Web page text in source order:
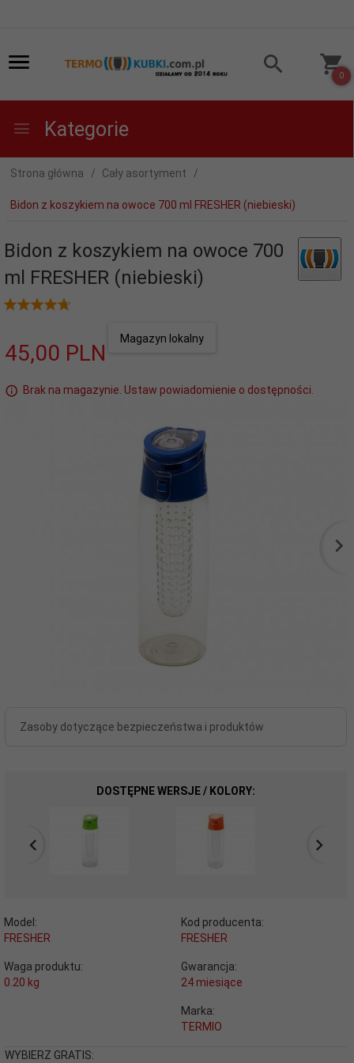
0
Kategorie
Strona główna Cały asortyment
Bidon z koszykiem na owoce 700 ml FRESHER (niebieski)
Bidon z koszykiem na owoce 700
ml FRESHER (niebieski)
45,00 PLN
Magazyn lokalny
Brak na magazynie. Ustaw powiadomienie o dostępności.
Zasoby dotyczące bezpieczeństwa i produktów
DOSTĘPNE WERSJE / KOLORY:
Model:
FRESHER
Kod producenta:
FRESHER
Waga produktu:
0.20 kg
Gwarancja:
24 miesiące
Marka:
TERMIO
WYBIERZ GRATIS: